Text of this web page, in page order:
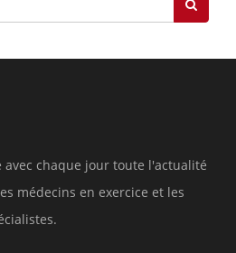
avec chaque jour toute l'actualité
médecins en exercice et les